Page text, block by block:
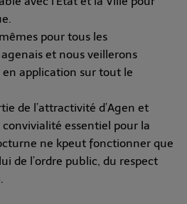
pour tous les
et nous veillerons
application sur tout le
de l’attractivité d’Agen et
essentiel pour la
ne kpeut fonctionner que
de l’ordre public, du respect